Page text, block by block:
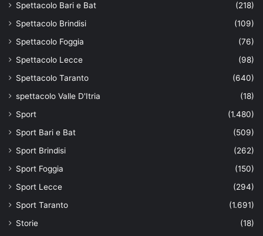
Spettacolo Bari e Bat
(218)
Spettacolo Brindisi
(109)
Spettacolo Foggia
(76)
Spettacolo Lecce
(98)
Spettacolo Taranto
(640)
spettacolo Valle D'Itria
(18)
Sport
(1.480)
Sport Bari e Bat
(509)
Sport Brindisi
(262)
Sport Foggia
(150)
Sport Lecce
(294)
Sport Taranto
(1.691)
Storie
(18)